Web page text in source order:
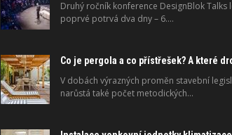
Druhý ročník konference DesignBlok Talks
poprvé potrvá dva dny – 6.…
V dobách výrazných proměn stavební
narůstá také počet metodických…